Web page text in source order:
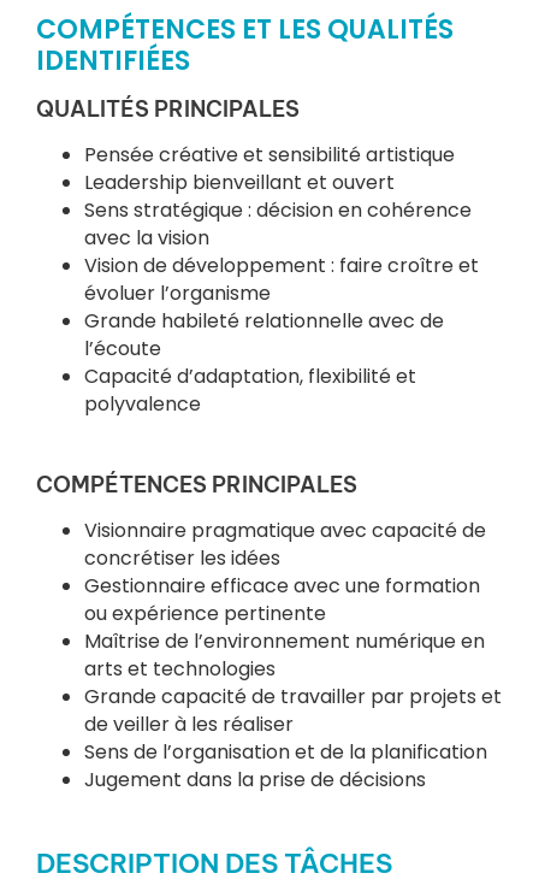
COMPÉTENCES ET LES QUALITÉS
IDENTIFIÉES
QUALITÉS PRINCIPALES
Pensée créative et sensibilité artistique
Leadership bienveillant et ouvert
Sens stratégique : décision en cohérence
avec la vision
Vision de développement : faire croître et
évoluer l’organisme
Grande habileté relationnelle avec de
l’écoute
Capacité d’adaptation, flexibilité et
polyvalence
COMPÉTENCES PRINCIPALES
Visionnaire pragmatique avec capacité de
concrétiser les idées
Gestionnaire efficace avec une formation
ou expérience pertinente
Maîtrise de l’environnement numérique en
arts et technologies
Grande capacité de travailler par projets et
de veiller à les réaliser
Sens de l’organisation et de la planification
Jugement dans la prise de décisions
DESCRIPTION DES TÂCHES